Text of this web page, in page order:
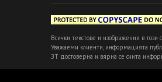
Всички текстове и изображения в
Уважаеми клиенти, информацията
ЗТ достоверна и вярна се счита